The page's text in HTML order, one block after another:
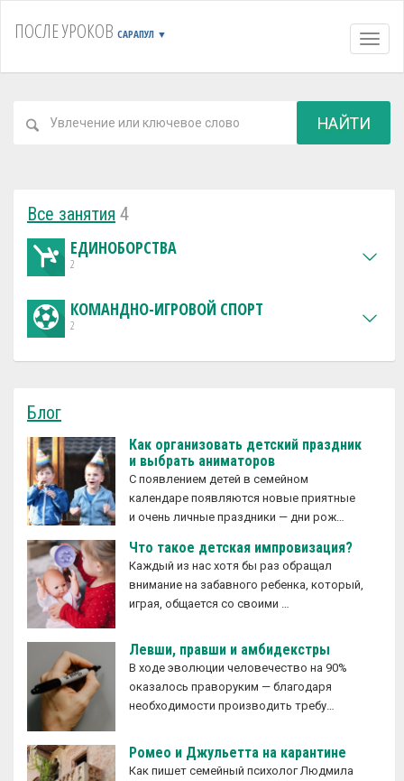
ПОСЛЕ УРОКОВ САРАПУЛ ▼
НАЙТИ
Все занятия 4
ЕДИНОБОРСТВА
2
КОМАНДНО-ИГРОВОЙ СПОРТ
2
Блог
Как организовать детский праздник
и выбрать аниматоров
С появлением детей в семейном
календаре появляются новые приятные
и очень личные праздники — дни рож…
Что такое детская импровизация?
Каждый из нас хотя бы раз обращал
внимание на забавного ребенка, который,
играя, общается со своими …
Левши, правши и амбидекстры
В ходе эволюции человечество на 90%
оказалось праворуким — благодаря
необходимости производить требу…
Ромео и Джульетта на карантине
Как пишет семейный психолог Людмила